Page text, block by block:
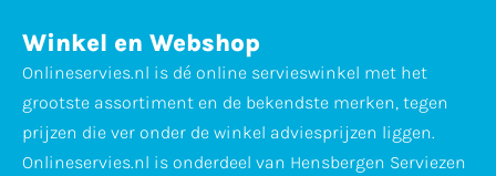
Winkel en Webshop
Onlineservies.nl is dé online servieswinkel met het
grootste assortiment en de bekendste merken, tegen
prijzen die ver onder de winkel adviesprijzen liggen.
Onlineservies.nl is onderdeel van Hensbergen Serviezen